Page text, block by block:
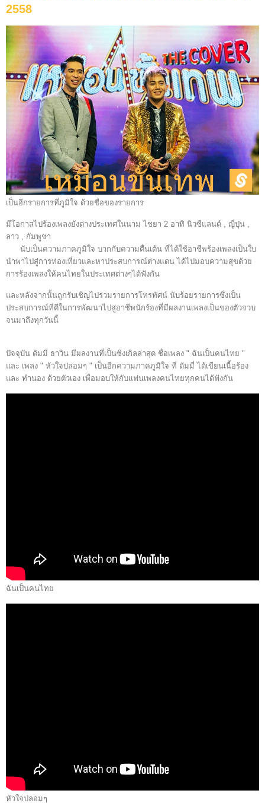
2558
เป็นอีกรายการที่ภูมิใจ ด้วยชื่อของรายการ
มีโอกาสไปร้องเพลงยังต่างประเทศในนาม ไชยา 2 อาทิ นิวซีแลนด์ , ญี่ปุ่น ,
ลาว , กัมพูชา
นับเป็นความภาคภูมิใจ บวกกับความตื่นเต้น ที่ได้ใช้อาชีพร้องเพลงเป็นใบ
นำพาไปสู่การท่องเที่ยวและหาประสบการณ์ต่างแดน ได้ไปมอบความสุขด้วย
การร้องเพลงให้คนไทยในประเทศต่างๆได้ฟังกัน
และหลังจากนั้นถูกรับเชิญไปร่วมรายการโทรทัศน์ นับร้อยรายการซึ่งเป็น
ประสบการณ์ที่ดีในการพัฒนาไปสู่อาชีพนักร้องที่มีผลงานเพลงเป็นของตัวจวบ
จนมาถึงทุกวันนี้
ปัจจุบัน ดัมมี่ ธาวิน มีผลงานที่เป็นซิงเกิลล่าสุด ชื่อเพลง " ฉันเป็นคนไทย "
และ เพลง " หัวใจปลอมๆ " เป็นอีกความภาคภูมิใจ ที่ ดัมมี่ ได้เขียนเนื้อร้อง
และ ทำนอง ด้วยตัวเอง เพื่อมอบให้กับแฟนเพลงคนไทยทุกคนได้ฟังกัน
ฉันเป็นคนไทย
หัวใจปลอมๆ